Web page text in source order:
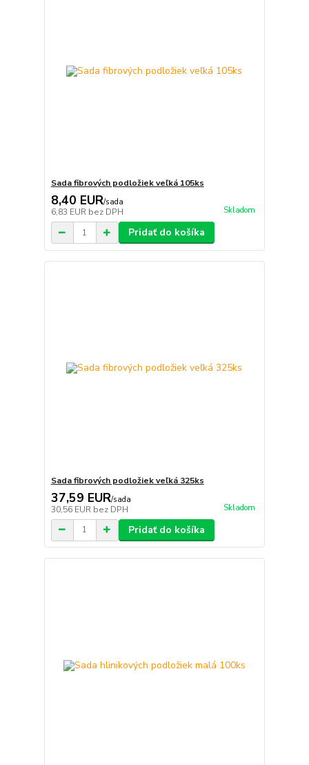
Sada fibrových podložiek veľká 105ks
8,40 EUR/sada
6,83 EUR bez DPH Skladom
Pridať do košíka
Sada fibrových podložiek veľká 325ks
37,59 EUR/sada
30,56 EUR bez DPH Skladom
Pridať do košíka